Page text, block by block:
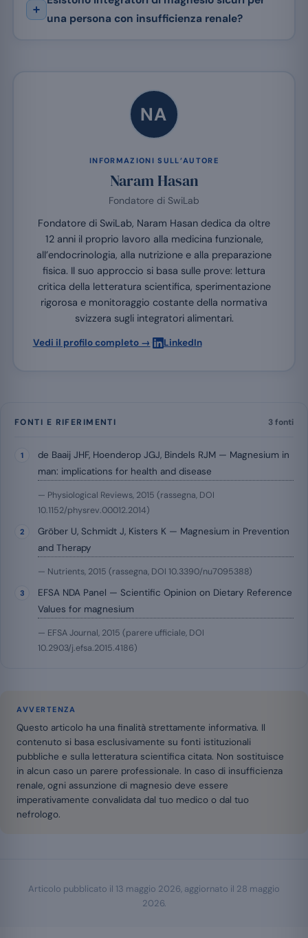
una persona con insufficienza renale?
NA
INFORMAZIONI SULL’AUTORE
Naram Hasan
Fondatore di SwiLab
Fondatore di SwiLab, Naram Hasan dedica da oltre
12 anni il proprio lavoro alla medicina funzionale,
all’endocrinologia, alla nutrizione e alla preparazione
fisica. Il suo approccio si basa sulle prove: lettura
critica della letteratura scientifica, sperimentazione
rigorosa e monitoraggio costante della normativa
svizzera sugli integratori alimentari.
Vedi il profilo completo → LinkedIn
FONTI E RIFERIMENTI 3 fonti
de Baaij JHF, Hoenderop JGJ, Bindels RJM — Magnesium in
man: implications for health and disease
— Physiological Reviews, 2015 (rassegna, DOI
10.1152/physrev.00012.2014)
Gröber U, Schmidt J, Kisters K — Magnesium in Prevention
and Therapy
— Nutrients, 2015 (rassegna, DOI 10.3390/nu7095388)
EFSA NDA Panel — Scientific Opinion on Dietary Reference
Values for magnesium
— EFSA Journal, 2015 (parere ufficiale, DOI
10.2903/j.efsa.2015.4186)
AVVERTENZA
Questo articolo ha una finalità strettamente informativa. Il
contenuto si basa esclusivamente su fonti istituzionali
pubbliche e sulla letteratura scientifica citata. Non sostituisce
in alcun caso un parere professionale. In caso di insufficienza
renale, ogni assunzione di magnesio deve essere
imperativamente convalidata dal tuo medico o dal tuo
nefrologo.
Articolo pubblicato il 13 maggio 2026, aggiornato il 28 maggio
2026.